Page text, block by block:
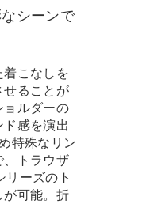
シーンで
着こなしを
せることが
ョルダーの
感を演出
特殊なリン
、トラウザ
リーズのト
が可能。折